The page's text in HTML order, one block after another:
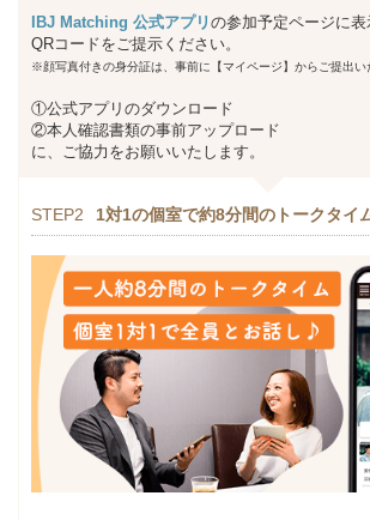
IBJ Matching 公式アプリ の参加予定ページに表
QRコードをご提示ください。
※顔写真付きの身分証は、事前に【マイページ】からご提出い
①公式アプリのダウンロード
②本人確認書類の事前アップロード
に、ご協力をお願いいたします。
STEP2 1対1の個室で約8分間のトークタイ